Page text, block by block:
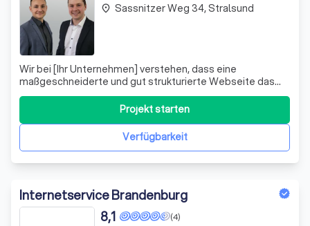
Wir bei [Ihr Unternehmen] verstehen, dass eine
maßgeschneiderte und gut strukturierte Webseite das
Herzstück Ihres Online-Auftritts ist. Sie ist nicht nur Ihre
digitale Visitenkarte, sondern auch ein kraftvolles
Werkzeug, um Ihre Zielgruppen direkt anzusprechen und
Ihre Marketingziele zu erreichen.
Verfügbarkeit
Projekt starten
place Sassnitzer Weg 34, Stralsund
Internetservice Brandenburg
(4)
8,1